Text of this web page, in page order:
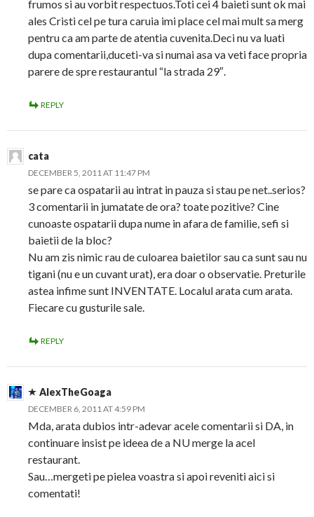
frumos si au vorbit respectuos.Toti cei 4 baieti sunt ok mai
ales Cristi cel pe tura caruia imi place cel mai mult sa merg
pentru ca am parte de atentia cuvenita.Deci nu va luati
dupa comentarii,duceti-va si numai asa va veti face propria
parere de spre restaurantul “la strada 29″.
REPLY
cata
DECEMBER 5, 2011 AT 11:47 PM
se pare ca ospatarii au intrat in pauza si stau pe net..serios?
3 comentarii in jumatate de ora? toate pozitive? Cine
cunoaste ospatarii dupa nume in afara de familie, sefi si
baietii de la bloc?
Nu am zis nimic rau de culoarea baietilor sau ca sunt sau nu
tigani (nu e un cuvant urat), era doar o observatie. Preturile
astea infime sunt INVENTATE. Localul arata cum arata.
Fiecare cu gusturile sale.
REPLY
AlexTheGoaga
DECEMBER 6, 2011 AT 4:59 PM
Mda, arata dubios intr-adevar acele comentarii si DA, in
continuare insist pe ideea de a NU merge la acel
restaurant.
Sau…mergeti pe pielea voastra si apoi reveniti aici si
comentati!